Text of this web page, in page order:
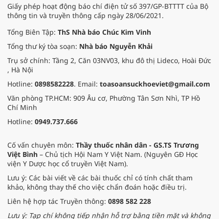
Giấy phép hoạt động báo chí điện tử số 397/GP-BTTTT của Bộ
thông tin và truyền thông cấp ngày 28/06/2021.
Tổng Biên Tập: ThS Nhà báo Chúc Kim Vinh
Tổng thư ký tòa soạn: Nhà báo Nguyễn Khải
Trụ sở chính: Tầng 2, Căn 03NV03, khu đô thị Lideco, Hoài Đức
, Hà Nội
Hotline: 0898582228. Email: toasoansuckhoeviet@gmail.com
Văn phòng TP.HCM: 909 Âu cơ, Phường Tân Sơn Nhì, TP Hồ
Chí Minh
Hotline: 0949.737.666
Cố vấn chuyên môn: Thầy thuốc nhân dân - GS.TS Trương
Việt Bình – Chủ tịch Hội Nam Y Việt Nam. (Nguyên GĐ Học
viện Y Dược học cổ truyền Việt Nam).
Lưu ý: Các bài viết về các bài thuốc chỉ có tính chất tham
khảo, không thay thế cho việc chẩn đoán hoặc điều trị.
Liên hệ hợp tác Truyền thông: 0898 582 228
Lưu ý: Tạp chí không tiếp nhận hỗ trợ bằng tiền mặt và không